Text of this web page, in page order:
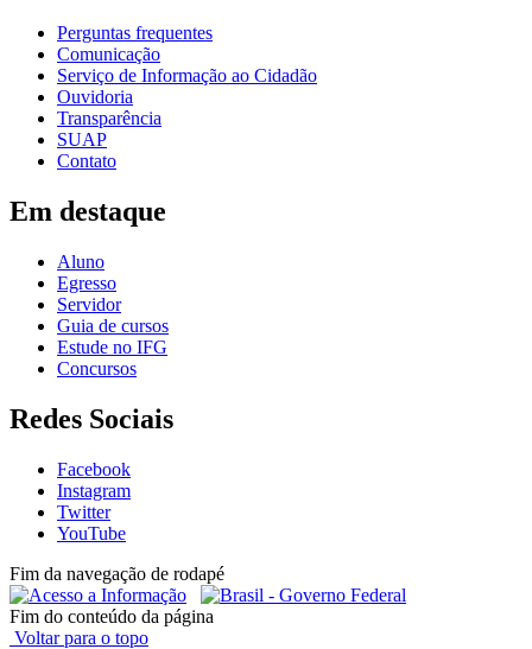
Perguntas frequentes
Comunicação
Serviço de Informação ao Cidadão
Ouvidoria
Transparência
SUAP
Contato
Em destaque
Aluno
Egresso
Servidor
Guia de cursos
Estude no IFG
Concursos
Redes Sociais
Facebook
Instagram
Twitter
YouTube
Fim da navegação de rodapé
Fim do conteúdo da página
Voltar para o topo